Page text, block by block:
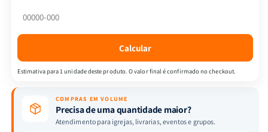
Ecobag
Te
Ver
Quarto
Te
Ver
+
Quarto
de
Calcular
Estimativa para 1 unidade deste produto. O valor final é confirmado no checkout.
COMPRAS EM VOLUME
Precisa de uma quantidade maior?
Atendimento para igrejas, livrarias, eventos e grupos.